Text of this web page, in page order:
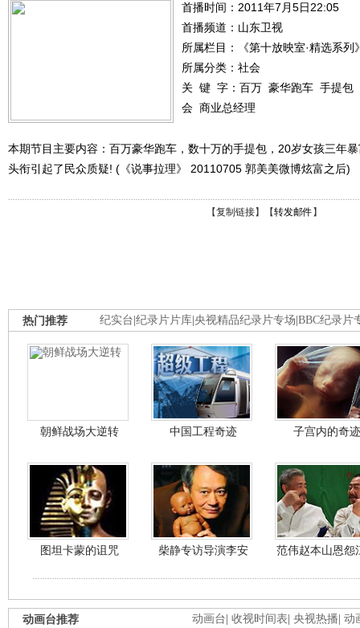
首播时间：2011年7月5日22:05
首播频道： 山东卫视
所属栏目：
《第十放映室·精选系列
所属分类：社会
关 键 字： 百万 豪华跑车 手提包
会 商业总经理
本期节目主要内容：百万豪华跑车，数十万的手提包，20岁女孩三年
头衔引起了民众质疑! (《说事拉理》 20110705 郭美美微博炫富之后)
【复制链接】【转发邮件 】
纪实台 纪录片片库 央视精品纪录片专场 BBC纪录片
热门推荐
朝鲜战场大逆转 中国工程奇迹 子宫内的奇迹
图坦卡蒙的诅咒 柴静专访导演李安 范伟赵本山恩怨
动画台 收视时间表 央视热播 动
动画台推荐